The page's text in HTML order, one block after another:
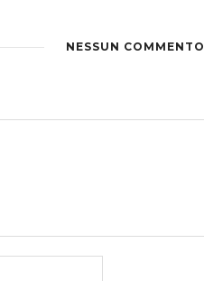
NESSUN COMMENTO